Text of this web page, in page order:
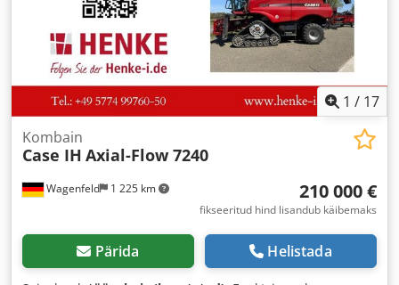
1 / 17
Wagenfeld 1 225 km
Kombain
Case IH Axial-Flow 7240
210 000 €
fikseeritud hind lisandub käibemaks
Pärida Helistada